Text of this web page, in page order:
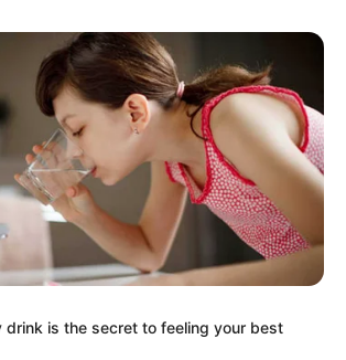
drink is the secret to feeling your best